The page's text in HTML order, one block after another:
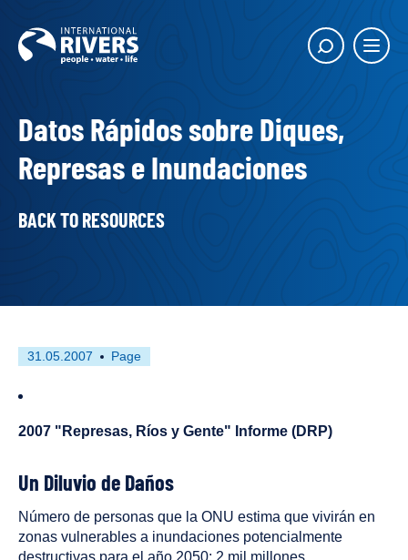
Main
Show
Datos Rápidos sobre Diques,
Represas e Inundaciones
BACK TO RESOURCES
First
31.05.2007
This
tagged
Page
2007 "Represas, Ríos y Gente" Informe (DRP)
Un Diluvio de Daños
Número de personas que la ONU estima que vivirán en
zonas vulnerables a inundaciones potencialmente